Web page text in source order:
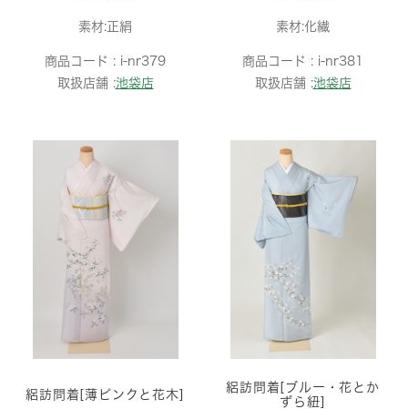
素材:正絹
商品コード : i-nr379
取扱店舗 :池袋店
素材:化繊
商品コード : i-nr381
取扱店舗 :池袋店
絽訪問着[薄ピンクと花木]
絽訪問着[ブルー・花とか
ずら紐]